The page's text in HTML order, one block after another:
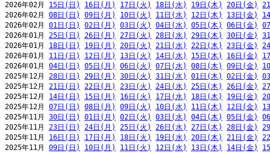
2026年02月 15日(日) 16日(月) 17日(火) 18日(水) 19日(木) 20日(金)
2026年02月 08日(日) 09日(月) 10日(火) 11日(水) 12日(木) 13日(金)
2026年02月 01日(日) 02日(月) 03日(火) 04日(水) 05日(木) 06日(金)
2026年01月 25日(日) 26日(月) 27日(火) 28日(水) 29日(木) 30日(金)
2026年01月 18日(日) 19日(月) 20日(火) 21日(水) 22日(木) 23日(金)
2026年01月 11日(日) 12日(月) 13日(火) 14日(水) 15日(木) 16日(金)
2026年01月 04日(日) 05日(月) 06日(火) 07日(水) 08日(木) 09日(金)
2025年12月 28日(日) 29日(月) 30日(火) 31日(水) 01日(木) 02日(金)
2025年12月 21日(日) 22日(月) 23日(火) 24日(水) 25日(木) 26日(金)
2025年12月 14日(日) 15日(月) 16日(火) 17日(水) 18日(木) 19日(金)
2025年12月 07日(日) 08日(月) 09日(火) 10日(水) 11日(木) 12日(金)
2025年11月 30日(日) 01日(月) 02日(火) 03日(水) 04日(木) 05日(金)
2025年11月 23日(日) 24日(月) 25日(火) 26日(水) 27日(木) 28日(金)
2025年11月 16日(日) 17日(月) 18日(火) 19日(水) 20日(木) 21日(金)
2025年11月 09日(日) 10日(月) 11日(火) 12日(水) 13日(木) 14日(金)